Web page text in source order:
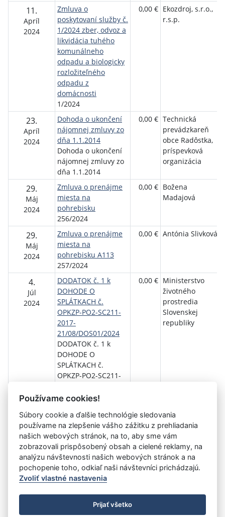
11.
Apríl
2024
Zmluva o
poskytovaní služby č.
1/2024 zber, odvoz a
likvidácia tuhého
komunálneho
odpadu a biologicky
rozložiteľného
odpadu z
domácnosti
1/2024
0,00 € Ekozdroj, s.r.o.,
r.s.p.
23.
Apríl
2024
Dohoda o ukončení
nájomnej zmluvy zo
dňa 1.1.2014
Dohoda o ukončení
nájomnej zmluvy zo
dňa 1.1.2014
0,00 € Technická
prevádzkareň
obce Radôstka,
príspevková
organizácia
29.
Máj
2024
Zmluva o prenájme
miesta na
pohrebisku
256/2024
0,00 € Božena
Madajová
29.
Máj
2024
Zmluva o prenájme
miesta na
pohrebisku A113
257/2024
0,00 € Antónia Slivková
4.
Júl
2024
DODATOK č. 1 k
DOHODE O
SPLÁTKACH č.
OPKZP-PO2-SC211-
2017-
21/08/DOS01/2024
DODATOK č. 1 k
DOHODE O
SPLÁTKACH č.
OPKZP-PO2-SC211-
21/08/DOS01/2024
0,00 € Ministerstvo
životného
prostredia
Slovenskej
republiky
1Aktuálna
stránka
1
2 3 4 5 6 7 8 9 10
»
Úrad vlády SR
- Všetky práva vyhradené
Prehlásenie o prístupnosti
Zmluvy do 31.12.2010
Používame cookies!
Súbory cookie a ďalšie technológie sledovania
používame na zlepšenie vášho zážitku z prehliadania
našich webových stránok, na to, aby sme vám
zobrazovali prispôsobený obsah a cielené reklamy, na
analýzu návštevnosti našich webových stránok a na
pochopenie toho, odkiaľ naši návštevníci prichádzajú.
Zvoliť vlastné nastavenia
Prijať všetko